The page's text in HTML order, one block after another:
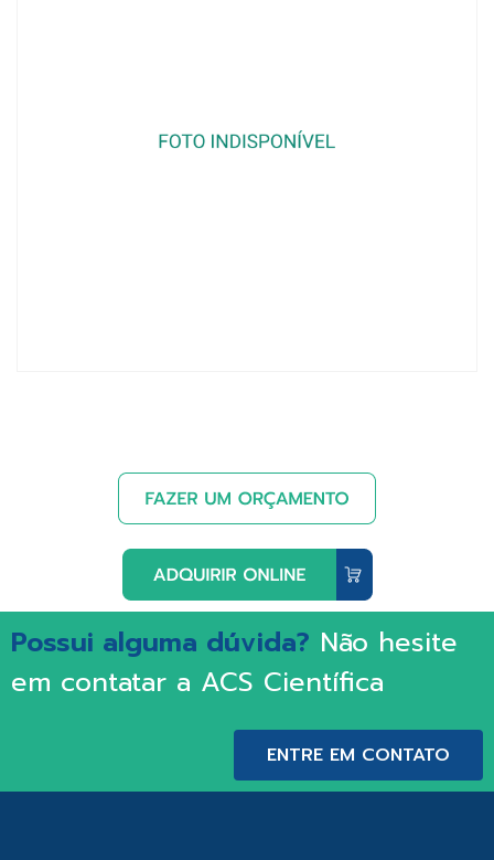
Possui alguma dúvida? Não hesite
em contatar a ACS Científica
ENTRE EM CONTATO